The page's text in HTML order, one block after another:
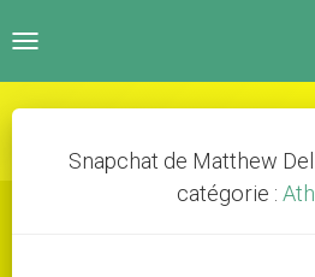
Toggle
Snapchat de Matthew
catégorie :